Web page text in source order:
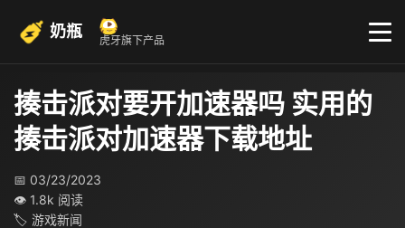
奶瓶 虎牙旗下产品
揍击派对要开加速器吗 实用的
揍击派对加速器下载地址
📅 03/23/2023
👁 1.8k 阅读
🏷 游戏新闻